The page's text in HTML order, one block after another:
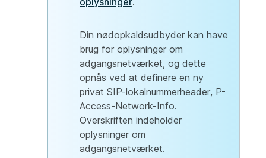
Din nødopkaldsudbyder kan have
brug for oplysninger om
adgangsnetværket, og dette
opnås ved at definere en ny
privat SIP-lokalnummerheader, P-
Access-Network-Info.
Overskriften indeholder
oplysninger om
adgangsnetværket.